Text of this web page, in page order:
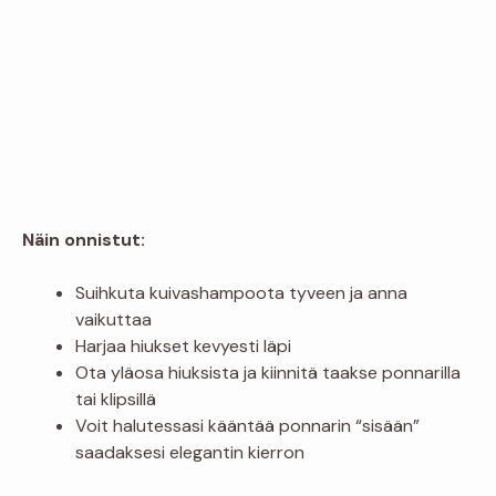
Näin onnistut:
Suihkuta kuivashampoota tyveen ja anna
vaikuttaa
Harjaa hiukset kevyesti läpi
Ota yläosa hiuksista ja kiinnitä taakse ponnarilla
tai klipsillä
Voit halutessasi kääntää ponnarin “sisään”
saadaksesi elegantin kierron